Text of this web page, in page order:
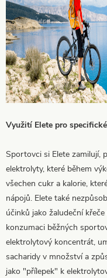
Využití Elete pro
Sportovci si Elete zamilují,
elektrolyty, které během
všechen cukr a kalorie,
nápojů. Elete také
účinků jako žaludeční
konzumaci běžných
elektrolytový koncentrát,
sacharidy v množství a
jako "přílepek" k